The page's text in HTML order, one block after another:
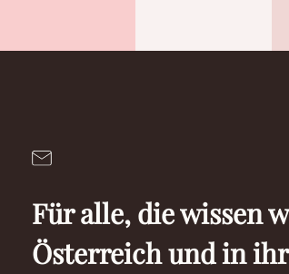
Für alle, die wissen
Österreich und in